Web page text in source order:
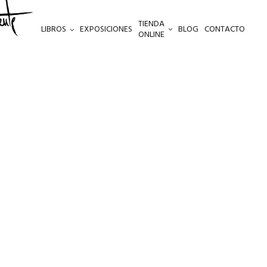
LIBROS EXPOSICIONES TIENDA
ONLINE BLOG CONTACTO